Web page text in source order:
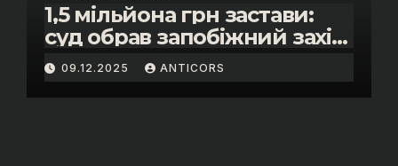
1,5 мільйона грн застави:
суд обрав запобіжний захід
помічнику нардепки Анни
Скороход у справі про
«санкційний підкуп»
09.12.2025 ANTICORS